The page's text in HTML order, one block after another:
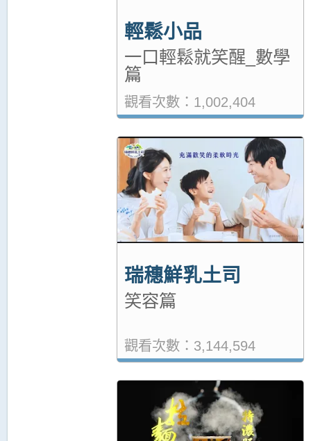
輕鬆小品
一口輕鬆就笑醒_數學
篇
觀看次數：1,002,404
瑞穗鮮乳土司
笑容篇
觀看次數：3,144,594